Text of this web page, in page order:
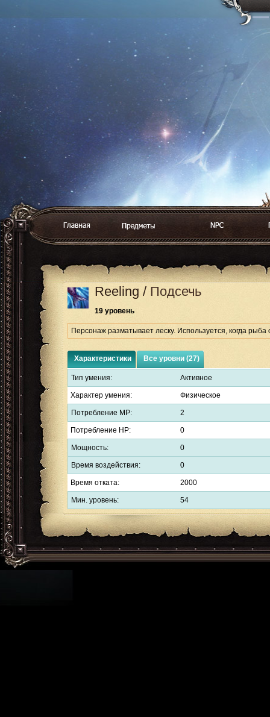
Reeling / Подсечь
19 уровень
Персонаж разматывает леску. Используется, когда рыба
Характеристики Все уровни (27)
Тип умения: Активное
Характер умения: Физическое
Потребление MP: 2
Потребление HP: 0
Мощность: 0
Время воздействия: 0
Время отката: 2000
Мин. уровень: 54